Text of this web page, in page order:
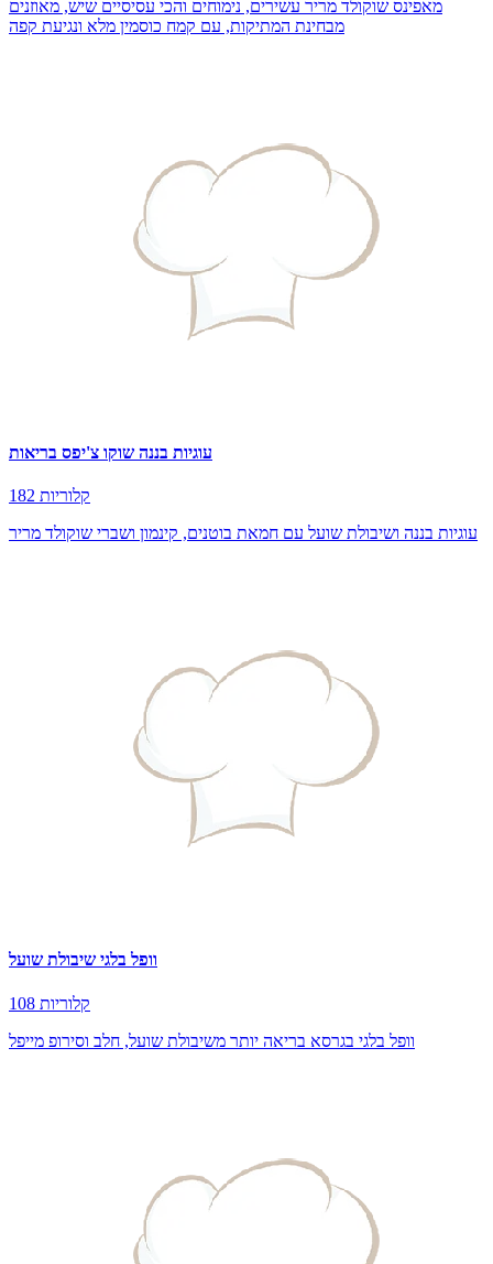
מאפינס שוקולד מריר עשירים, נימוחים והכי עסיסיים שיש, מאוזנים
מבחינת המתיקות, עם קמח כוסמין מלא ונגיעת קפה
עוגיות בננה שוקו צ'יפס בריאות
182 קלוריות
עוגיות בננה ושיבולת שועל עם חמאת בוטנים, קינמון ושברי שוקולד מריר
וופל בלגי שיבולת שועל
108 קלוריות
וופל בלגי בגרסא בריאה יותר משיבולת שועל, חלב וסירופ מייפל